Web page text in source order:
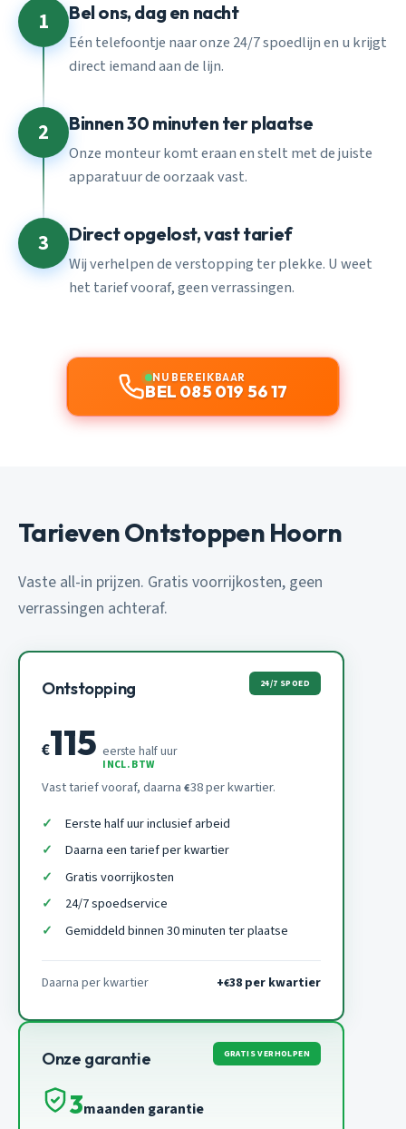
1 Bel ons, dag en nacht
Eén telefoontje naar onze 24/7 spoedlijn en u krijgt
direct iemand aan de lijn.
2 Binnen 30 minuten ter plaatse
Onze monteur komt eraan en stelt met de juiste
apparatuur de oorzaak vast.
3 Direct opgelost, vast tarief
Wij verhelpen de verstopping ter plekke. U weet
het tarief vooraf, geen verrassingen.
NU BEREIKBAAR
BEL 085 019 56 17
Tarieven Ontstoppen Hoorn
Vaste all-in prijzen. Gratis voorrijkosten, geen
verrassingen achteraf.
Ontstopping 24/7 SPOED
€115 eerste half uur
INCL. BTW
Vast tarief vooraf, daarna €38 per kwartier.
Eerste half uur inclusief arbeid
Daarna een tarief per kwartier
Gratis voorrijkosten
24/7 spoedservice
Gemiddeld binnen 30 minuten ter plaatse
Daarna per kwartier +€38 per kwartier
Onze garantie GRATIS VERHOLPEN
3maanden garantie